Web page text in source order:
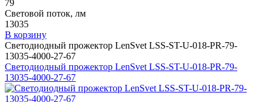
79
Световой поток, лм
13035
В корзину
Светодиодный прожектор LenSvet LSS-ST-U-018-PR-79-
13035-4000-27-67
Светодиодный прожектор LenSvet LSS-ST-U-018-PR-79-
13035-4000-27-67